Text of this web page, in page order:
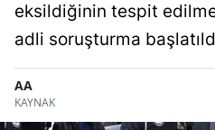
eksildiğinin tespit
adli soruşturma
AA
KAYNAK